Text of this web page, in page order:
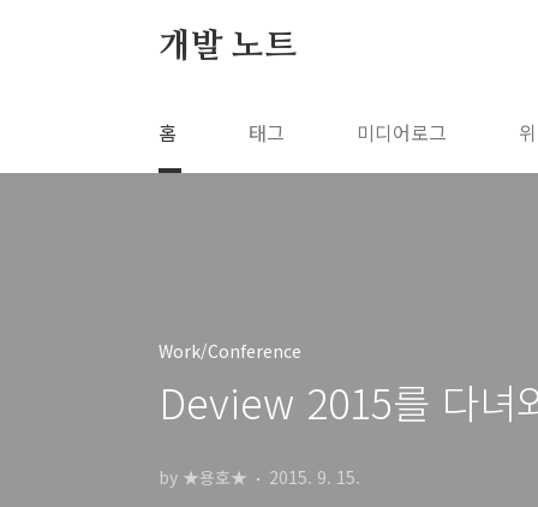
개발 노트
홈 태그 미디어로그
Work/Conference
Deview 2015를 다녀
by ★용호★ 2015. 9. 15.